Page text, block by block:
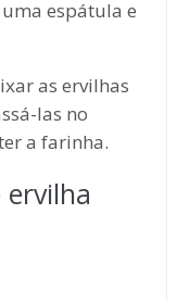
espátula e
as ervilhas
las no
a farinha.